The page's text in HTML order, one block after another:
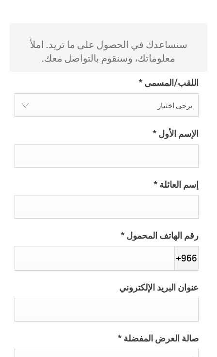
سنساعدك في الحصول على ما تريد. املأ
معلوماتك، وسنقوم بالتواصل معك.
اللقب/المسمى *
يرجى اختيار
الإسم الأول *
إسم العائلة *
رقم الهاتف المحمول *
+966
عنوان البريد الإلكتروني
صالة العرض المفضلة *